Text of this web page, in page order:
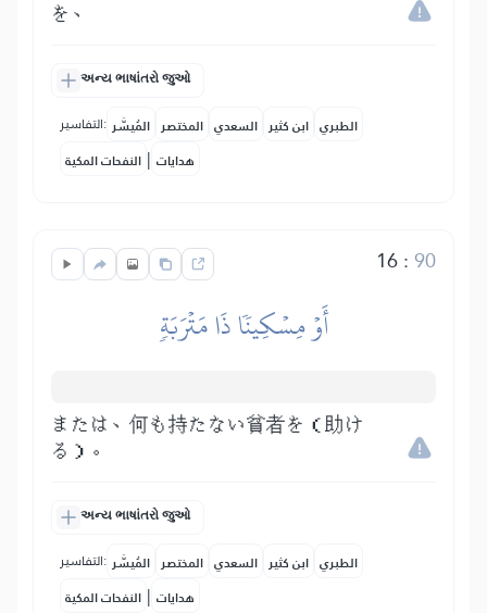
を、
અન્ય ભાષાંતરો જુઓ
التفاسير: المُيسَّر المختصر السعدي ابن كثير الطبري
النفحات المكية | هدايات
16:90
أَوۡ مِسۡكِينٗا ذَا مَتۡرَبَةٖ
または、何も持たない貧者を（助け
る）。
અન્ય ભાષાંતરો જુઓ
التفاسير: المُيسَّر المختصر السعدي ابن كثير الطبري
النفحات المكية | هدايات